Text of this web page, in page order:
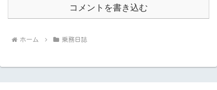
コメントを書き込む
ホーム 乗務日誌